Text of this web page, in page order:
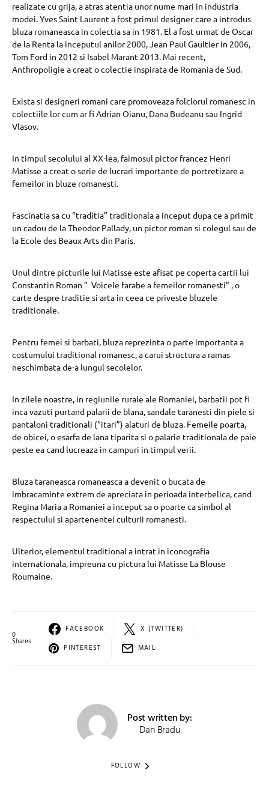
realizate cu grija, a atras atentia unor nume mari in industria
modei. Yves Saint Laurent a fost primul designer care a introdus
bluza romaneasca in colectia sa in 1981. El a fost urmat de Oscar
de la Renta la inceputul anilor 2000, Jean Paul Gaultier in 2006,
Tom Ford in 2012 si Isabel Marant 2013. Mai recent,
Anthropoligie a creat o colectie inspirata de Romania de Sud.
Exista si designeri romani care promoveaza folclorul romanesc in
colectiile lor cum ar fi Adrian Oianu, Dana Budeanu sau Ingrid
Vlasov.
In timpul secolului al XX-lea, faimosul pictor francez Henri
Matisse a creat o serie de lucrari importante de portretizare a
femeilor in bluze romanesti.
Fascinatia sa cu “traditia” traditionala a inceput dupa ce a primit
un cadou de la Theodor Pallady, un pictor roman si colegul sau de
la Ecole des Beaux Arts din Paris.
Unul dintre picturile lui Matisse este afisat pe coperta cartii lui
Constantin Roman ” Voicele farabe a femeilor romanesti” , o
carte despre traditie si arta in ceea ce priveste bluzele
traditionale.
Pentru femei si barbati, bluza reprezinta o parte importanta a
costumului traditional romanesc, a carui structura a ramas
neschimbata de-a lungul secolelor.
In zilele noastre, in regiunile rurale ale Romaniei, barbatii pot fi
inca vazuti purtand palarii de blana, sandale taranesti din piele si
pantaloni traditionali (“itari”) alaturi de bluza. Femeile poarta,
de obicei, o esarfa de lana tiparita si o palarie traditionala de paie
peste ea cand lucreaza in campuri in timpul verii.
Bluza taraneasca romaneasca a devenit o bucata de
imbracaminte extrem de apreciata in perioada interbelica, cand
Regina Maria a Romaniei a inceput sa o poarte ca simbol al
respectului si apartenentei culturii romanesti.
Ulterior, elementul traditional a intrat in iconografia
internationala, impreuna cu pictura lui Matisse La Blouse
Roumaine.
0
Shares
FACEBOOK
X (TWITTER)
PINTEREST
MAIL
Post written by:
Dan Bradu
FOLLOW